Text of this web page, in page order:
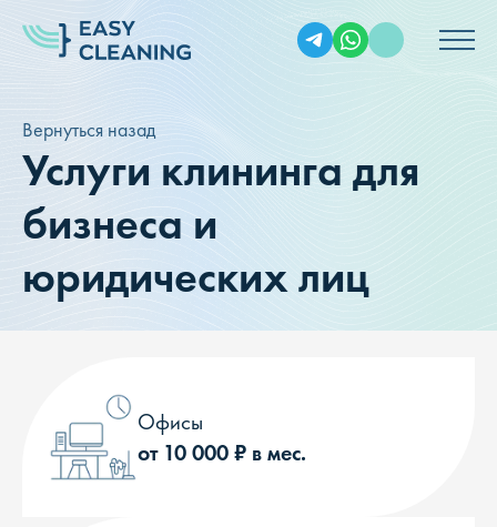
Вернуться назад
Услуги клининга для
бизнеса и
юридических лиц
Офисы
от 10 000 ₽ в мес.